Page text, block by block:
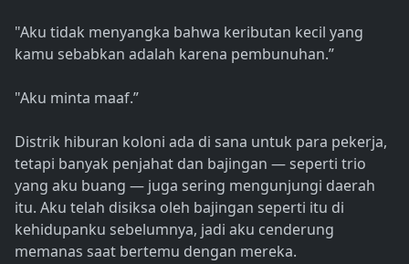
"Aku tidak menyangka bahwa keributan kecil yang
kamu sebabkan adalah karena pembunuhan.”
"Aku minta maaf.”
Distrik hiburan koloni ada di sana untuk para pekerja,
tetapi banyak penjahat dan bajingan — seperti trio
yang aku buang — juga sering mengunjungi daerah
itu. Aku telah disiksa oleh bajingan seperti itu di
kehidupanku sebelumnya, jadi aku cenderung
memanas saat bertemu dengan mereka.